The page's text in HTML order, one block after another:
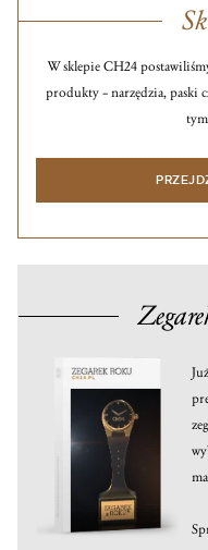
W sklepie CH24
produkty – narzędzia, paski
tym